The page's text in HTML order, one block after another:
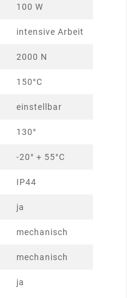
100 W
intensive Arbeit
2000 N
150°C
einstellbar
130°
-20° + 55°C
IP44
ja
mechanisch
mechanisch
ja